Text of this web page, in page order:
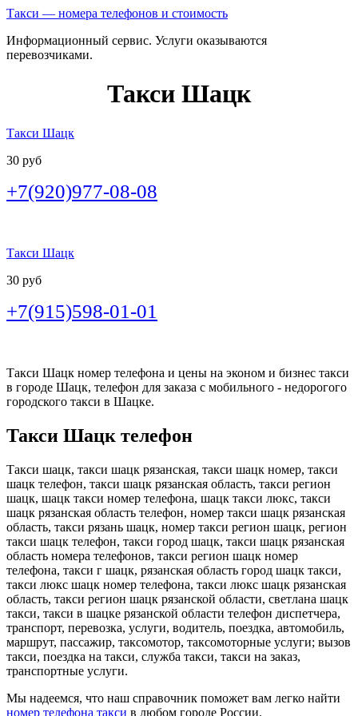
Такси — номера телефонов и стоимость
Информационный сервис. Услуги оказываются
перевозчиками.
Такси Шацк
Такси Шацк
30 руб
+7(920)977-08-08
Такси Шацк
30 руб
+7(915)598-01-01
Такси Шацк номер телефона и цены на эконом и бизнес такси
в городе Шацк, телефон для заказа с мобильного - недорогого
городского такси в Шацке.
Такси Шацк телефон
Такси шацк, такси шацк рязанская, такси шацк номер, такси
шацк телефон, такси шацк рязанская область, такси регион
шацк, шацк такси номер телефона, шацк такси люкс, такси
шацк рязанская область телефон, номер такси шацк рязанская
область, такси рязань шацк, номер такси регион шацк, регион
такси шацк телефон, такси город шацк, такси шацк рязанская
область номера телефонов, такси регион шацк номер
телефона, такси г шацк, рязанская область город шацк такси,
такси люкс шацк номер телефона, такси люкс шацк рязанская
область, такси регион шацк рязанской области, светлана шацк
такси, такси в шацке рязанской области телефон диспетчера,
транспорт, перевозка, услуги, водитель, поездка, автомобиль,
маршрут, пассажир, таксомотор, таксомоторные услуги; вызов
такси, поездка на такси, служба такси, такси на заказ,
транспортные услуги.
Мы надеемся, что наш справочник поможет вам легко найти
номер телефона такси в любом городе России.